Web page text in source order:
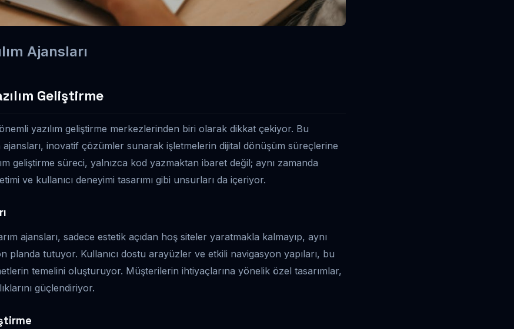
Ajansları
Geliştirme
yazılım geliştirme merkezlerinden biri olarak dikkat çekiyor. Bu
ajansları, inovatif çözümler sunarak işletmelerin dijital dönüşüm süreçlerine
geliştirme süreci, yalnızca kod yazmaktan ibaret değil; aynı zamanda
ve kullanıcı deneyimi tasarımı gibi unsurları da içeriyor.
ajansları, sadece estetik açıdan hoş siteler yaratmakla kalmayıp, aynı
planda tutuyor. Kullanıcı dostu arayüzler ve etkili navigasyon yapıları, bu
temelini oluşturuyor. Müşterilerin ihtiyaçlarına yönelik özel tasarımlar,
güçlendiriyor.